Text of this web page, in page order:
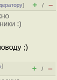
] + / –
:)
;)
]
+ / –